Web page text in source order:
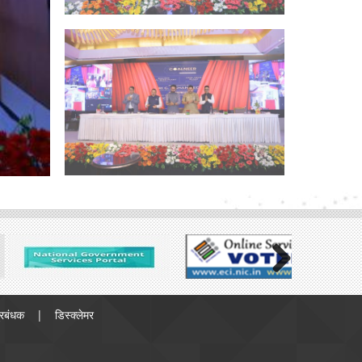
Next
डिस्क्लेमर